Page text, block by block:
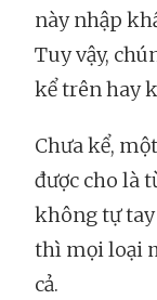
này nhập
Tuy vậy,
kể trên hay
Chưa kể,
được cho là
không tự
thì mọi loại
cả.